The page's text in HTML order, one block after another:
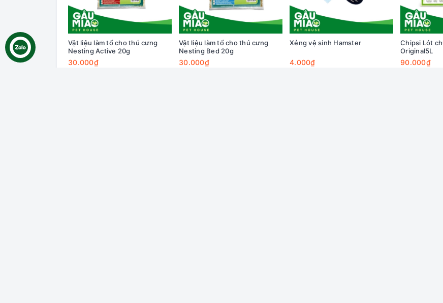
Vật liệu làm tổ cho thú cưng
Nesting Active 20g
30.000₫
Vật liệu làm tổ cho thú cưng
Nesting Bed 20g
30.000₫
Xẻng vệ sinh Hamster
4.000₫
Chipsi Lót
Original5L
90.000₫